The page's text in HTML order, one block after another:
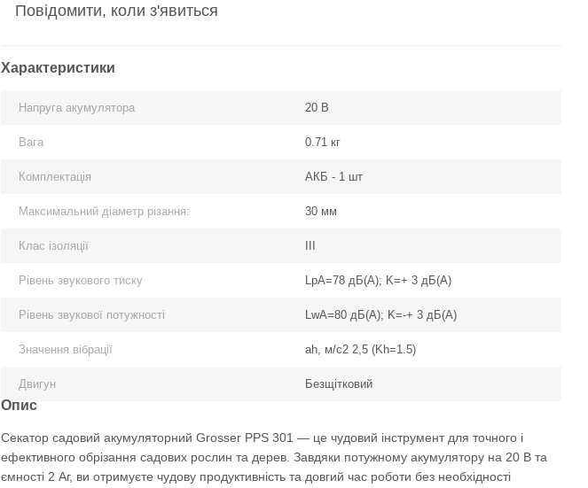
Повідомити, коли з'явиться
Характеристики
Напруга акумулятора 20 В
Вага 0.71 кг
Комплектація АКБ - 1 шт
Максимальний діаметр різання: 30 мм
Клас ізоляції
Рівень звукового тиску LpA=78 дБ(А); K=+ 3 дБ(А)
Рівень звукової потужності LwA=80 дБ(А); K=-+ 3 дБ(А)
Значення вібрації ah, м/c2 2,5 (Kh=1.5)
Двигун Безщітковий
Опис
Секатор садовий акумуляторний Grosser PPS 301 — це чудовий інструмент для точного і
ефективного обрізання садових рослин та дерев. Завдяки потужному акумулятору на 20 В та
ємності 2 Аг, ви отримуєте чудову продуктивність та довгий час роботи без необхідності